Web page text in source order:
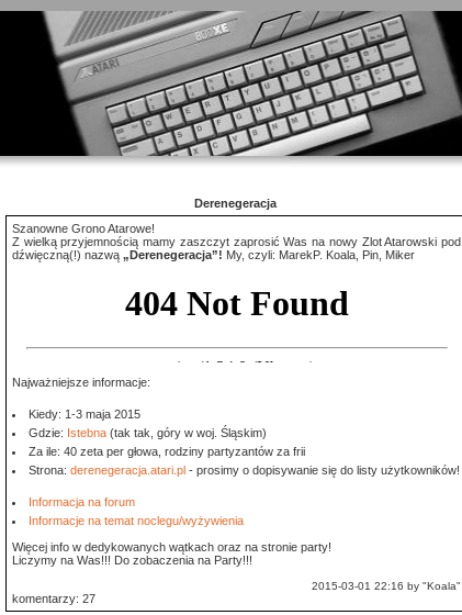
Derenegeracja
Szanowne Grono Atarowe!
Z wielką przyjemnością mamy zaszczyt zaprosić Was na nowy Zlot Atarowski pod
dźwięczną(!) nazwą „Derenegeracja”! My, czyli: MarekP. Koala, Pin, Miker
Najważniejsze informacje:
Kiedy: 1-3 maja 2015
Gdzie: Istebna (tak tak, góry w woj. Śląskim)
Za ile: 40 zeta per głowa, rodziny partyzantów za frii
Strona: derenegeracja.atari.pl - prosimy o dopisywanie się do listy użytkowników!
Informacja na forum
Informacje na temat noclegu/wyżywienia
Więcej info w dedykowanych wątkach oraz na stronie party!
Liczymy na Was!!! Do zobaczenia na Party!!!
2015-03-01 22:16 by "Koala"
komentarzy: 27